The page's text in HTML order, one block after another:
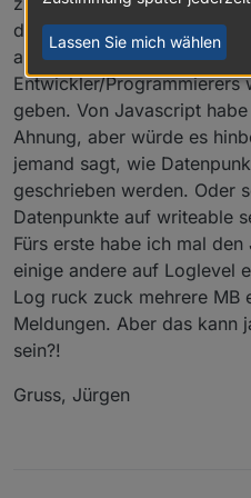
der Scripte seit langer Zeit
aber bislang tadellos liefen.
Entwickler/Programmierers
geben. Von Javascript
Ahnung, aber würde es
jemand sagt, wie
geschrieben werden. Oder
Datenpunkte auf writeable
Fürs erste habe ich mal
einige andere auf Loglevel
Log ruck zuck mehrere MB
Meldungen. Aber das kann
sein?!
Gruss, Jürgen
Lassen Sie mich wählen